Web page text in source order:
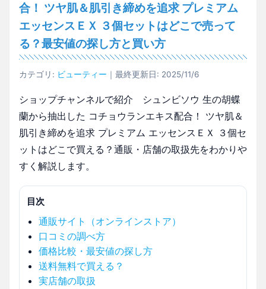
合！ ツヤ肌＆肌引き締めを追求 プレミアム
エッセンスＥＸ ３個セットはどこで売って
る？最安値の探し方と買い方
カテゴリ: ビューティー ｜最終更新日: 2025/11/6
ショップチャンネルで紹介 シュンビソウ 生の胡蝶
蘭から抽出した コチョウランエキス配合！ ツヤ肌＆
肌引き締めを追求 プレミアム エッセンスＥＸ ３個セ
ットはどこで買える？通販・店舗の取扱先をわかりや
すく解説します。
目次
通販サイト（オンラインストア）
口コミの調べ方
価格比較・最安値の探し方
送料無料で買える？
実店舗の取扱